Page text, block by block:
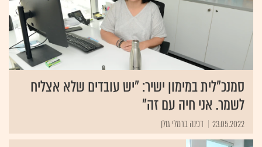
סמנכ"לית במימון ישיר: "יש עובדים שלא אצליח
לשמר. אני חיה עם זה"
23.05.2022 דפנה ברמלי גולן